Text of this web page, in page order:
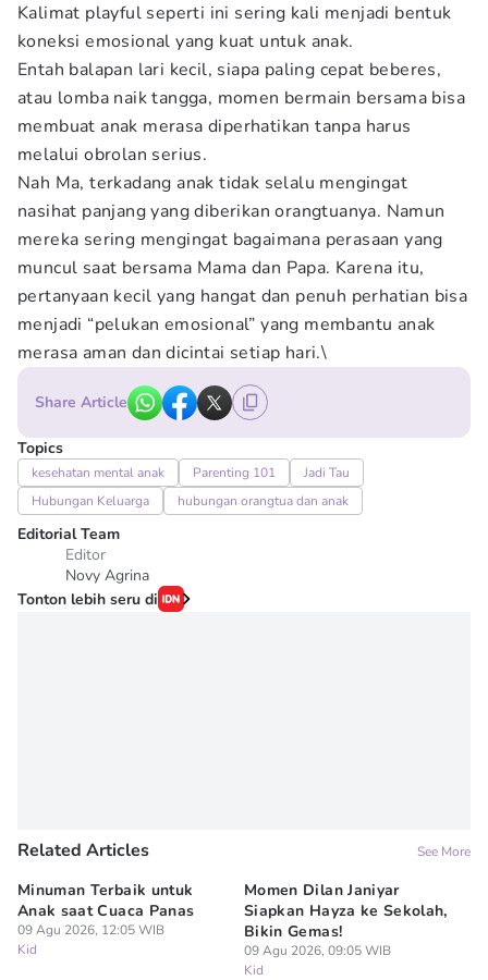
Kalimat playful seperti ini sering kali menjadi bentuk
koneksi emosional yang kuat untuk anak.
Entah balapan lari kecil, siapa paling cepat beberes,
atau lomba naik tangga, momen bermain bersama bisa
membuat anak merasa diperhatikan tanpa harus
melalui obrolan serius.
Nah Ma, terkadang anak tidak selalu mengingat
nasihat panjang yang diberikan orangtuanya. Namun
mereka sering mengingat bagaimana perasaan yang
muncul saat bersama Mama dan Papa. Karena itu,
pertanyaan kecil yang hangat dan penuh perhatian bisa
menjadi “pelukan emosional” yang membantu anak
merasa aman dan dicintai setiap hari.\
Share Article
Topics
kesehatan mental anak Parenting 101
Jadi Tau
Hubungan Keluarga
hubungan orangtua dan anak
Editorial Team
Editor
Novy Agrina
Tonton lebih seru di
Related Articles See More
Minuman Terbaik untuk
Anak saat Cuaca Panas
09 Agu 2026, 12:05 WIB
Kid
Momen Dilan Janiyar
Siapkan Hayza ke Sekolah,
Bikin Gemas!
09 Agu 2026, 09:05 WIB
Kid